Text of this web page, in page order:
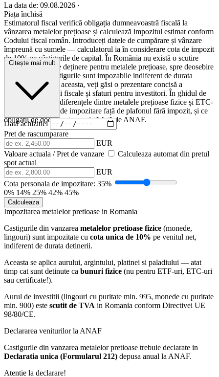
La data de: 09.08.2026 ·
Piața închisă
Estimatorul fiscal verifică obligația dumneavoastră fiscală la
vânzarea metalelor prețioase și calculează impozitul estimat conform
Codului fiscal român. Introduceți datele de cumpărare și vânzare
împreună cu sumele — calculatorul ia în considerare cota de impozit
de 10% pe câștigurile de capital. În România nu există o scutire
pentru perioada de deținere pentru metalele prețioase, spre deosebire
de Germania. Câștigurile sunt impozabile indiferent de durata
deținerii. Pe lângă aceasta, veți găsi o prezentare concisă a
principalelor reguli fiscale și sfaturi pentru investitori. În ghidul de
mai jos, explicăm diferențele dintre metalele prețioase fizice și ETC-
uri, tema pragului de impozitare față de plafonul fără impozit, și ce
obligații de documentare există față de ANAF.
Data achizitiei
Pret de rascumparare
EUR
Valoare actuala / Pret de vanzare
Calculeaza automat din pretul
spot actual
EUR
Cota personala de impozitare: 35%
0% 14% 25% 42% 45%
Calculeaza
Impozitarea metalelor pretioase in Romania
Castigurile din vanzarea metalelor pretioase fizice (monede,
lingouri) sunt impozitate cu cota unica de 10% pe venitul net,
indiferent de durata detinerii.
Aceasta se aplica aurului, argintului, platinei si paladiului — atat
timp cat sunt detinute ca bunuri fizice (nu pentru ETF-uri, ETC-uri
sau certificate!).
Aurul de investitii (lingouri cu puritate min. 995, monede cu puritate
min. 900) este scutit de TVA in Romania conform Directivei UE
98/80/CE.
Declararea veniturilor la ANAF
Castigurile din vanzarea metalelor pretioase trebuie declarate in
Declaratia unica (Formularul 212) depusa anual la ANAF.
Atentie la declarare!